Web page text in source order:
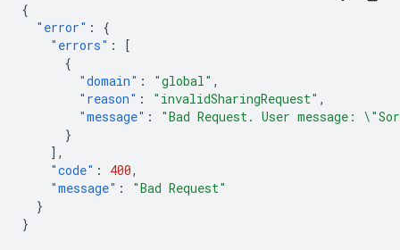
{
"error" :
{
"errors" :
[
{
"domain" : "global" ,
"reason" : "invalidSharingRequest" ,
"message" :
"Bad Request. User message:
}
],
"code" : 400,
"message" :
"Bad Request"
}
}